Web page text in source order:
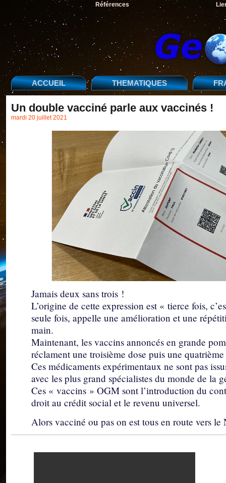
Références
ACCUEIL THEMATIQUES
Un double vacciné parle aux vaccinés !
mardi 20 juillet 2021
Jamais deux sans trois !
L’origine de cette expression est « tierce fois,
seule fois, appelle une amélioration et une
main.
Maintenant, les vaccins annoncés en grande
réclament une troisième dose puis une
Ces médicaments expérimentaux ne sont pas
avec les plus grand spécialistes du monde de la
Ces « vaccins » OGM sont l’introduction du
droit au crédit social et le revenu universel.
Alors vacciné ou pas on est tous en route vers